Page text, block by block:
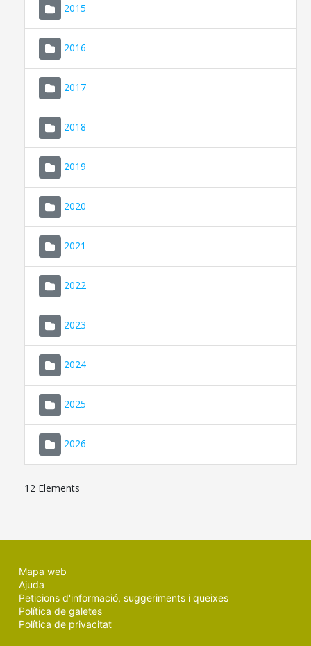
2015
2016
2017
2018
2019
2020
2021
2022
2023
2024
2025
2026
12 Elements
Mapa web
Ajuda
Peticions d'informació, suggeriments i queixes
Política de galetes
Política de privacitat